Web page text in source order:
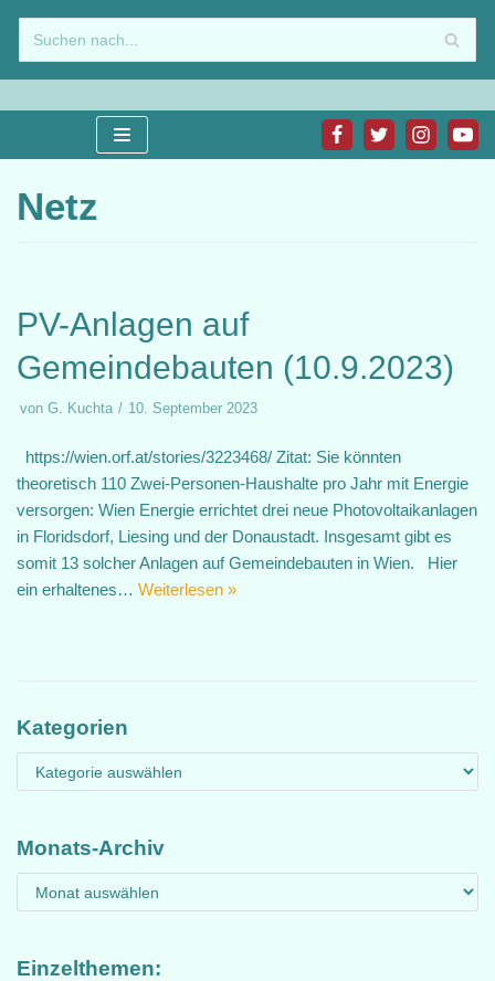
Zum
Inhalt
springen
Netz
PV-Anlagen auf
Gemeindebauten (10.9.2023)
von G. Kuchta 10. September 2023
https://wien.orf.at/stories/3223468/ Zitat: Sie könnten
theoretisch 110 Zwei-Personen-Haushalte pro Jahr mit Energie
versorgen: Wien Energie errichtet drei neue Photovoltaikanlagen
in Floridsdorf, Liesing und der Donaustadt. Insgesamt gibt es
somit 13 solcher Anlagen auf Gemeindebauten in Wien. Hier
ein erhaltenes… Weiterlesen »
Kategorien
Monats-Archiv
Einzelthemen: